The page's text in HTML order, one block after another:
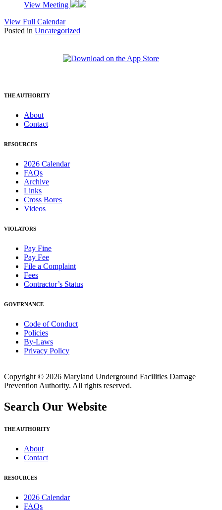
View Meeting
View Full Calendar
Posted in Uncategorized
THE AUTHORITY
About
Contact
RESOURCES
2026 Calendar
FAQs
Archive
Links
Cross Bores
Videos
VIOLATORS
Pay Fine
Pay Fee
File a Complaint
Fees
Contractor’s Status
GOVERNANCE
Code of Conduct
Policies
By-Laws
Privacy Policy
Copyright © 2026 Maryland Underground Facilities Damage
Prevention Authority. All rights reserved.
Search Our Website
THE AUTHORITY
About
Contact
RESOURCES
2026 Calendar
FAQs